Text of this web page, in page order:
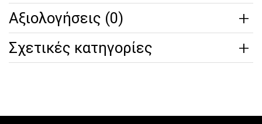
Αξιολογήσεις (0)
Σχετικές κατηγορίες